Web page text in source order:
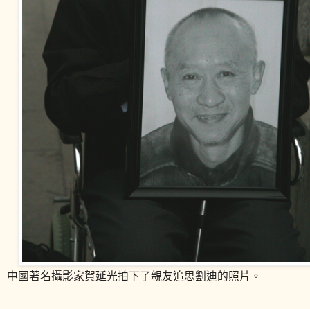
中國著名攝影家賀延光拍下了親友追思劉迪的照片。